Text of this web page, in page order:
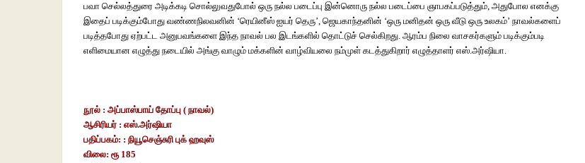
பவா செல்லத்துரை அடிக்கடி சொல்லுவதுபோல் ஒரு நல்ல படைப்பு இன்னொரு நல்ல படைப்பை ஞாபகப்படுத்தும், அதுபோல எனக்கு
இதைப் படிக்கும்போது வண்ணநிலவனின் ‘ரெயினீஸ் ஐயர் தெரு’, ஜெயகாந்தனின் ‘ஒரு மனிதன் ஒரு வீடு ஒரு உலகம்’ நாவல்களைப்
படித்தபோது ஏற்பட்ட அனுபவங்களை இந்த நாவல் பல இடங்களில் தொட்டுச் செல்கிறது. ஆரம்ப நிலை வாசகர்களும் படிக்கும்படி
எளிமையான எழுத்து நடையில் அங்கு வாழும் மக்களின் வாழ்வியலை நம்முள் கடத்துகிறார் எழுத்தாளர் எஸ்.அர்ஷியா.
நூல் : அப்பாஸ்பாய் தோப்பு ( நாவல்)
ஆசிரியர் : எஸ்.அர்ஷியா
பதிப்பகம்: : நியூசெஞ்சுரி புக் ஹவுஸ்
விலை: ரூ 185